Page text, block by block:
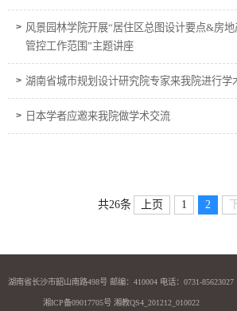
> 风景园林学院开展“居住区总图设计要点&房
管控工作范围”主题讲座
> 湖南省城市规划设计研究院专家来我院进行学
> 日本学者应邀来我院做学术交流
共26条 上页 1 2
湖南省长沙市韶山南路498号 邮编：410004 电话：0731-85623027
湘ICP备09017705号 湘教QS4_201212_010022